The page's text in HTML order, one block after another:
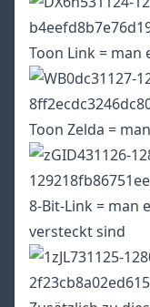
Toon Link = man
Toon Zelda =
8-Bit-Link = man
versteckt sind